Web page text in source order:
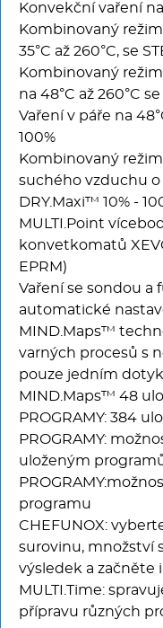
Nerez
Ostatní
BAZAR
Konvekční vaření na
Kombinovaný
35°C až 260°C, se
Kombinovaný
na 48°C až 260°C
Vaření v páře na
100%
Kombinovaný
suchého vzduchu o
DRY.Maxi™ 10% -
MULTI.Point
konvetkomatů
EPRM)
Vaření se sondou a
automatické
MIND.Maps™
varných procesů s
pouze jedním
MIND.Maps™ 48
PROGRAMY: 384
PROGRAMY:
uloženým
programu
CHEFUNOX:
surovinu, množství
výsledek a začněte
MULTI.Time:
přípravu různých